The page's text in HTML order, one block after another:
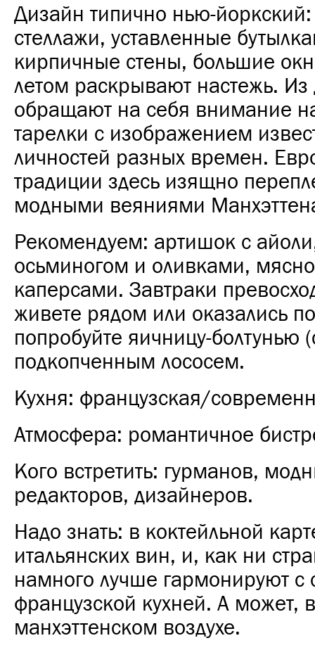
Дизайн типично нью-
стеллажи, уставленные
кирпичные стены, большие
летом раскрывают настежь. Из
обращают на себя внимание
тарелки с изображением
личностей разных времен.
традиции здесь изящно
модными веяниями
Рекомендуем: артишок с
осьминогом и оливками,
каперсами. Завтраки
живете рядом или оказались
попробуйте яичницу-болтунью
подкопченным лососем.
Кухня: французская/
Атмосфера: романтичное
Кого встретить: гурманов,
редакторов, дизайнеров.
Надо знать: в коктейльной
итальянских вин, и, как ни
намного лучше гармонируют
французской кухней. А может,
манхэттенском воздухе.